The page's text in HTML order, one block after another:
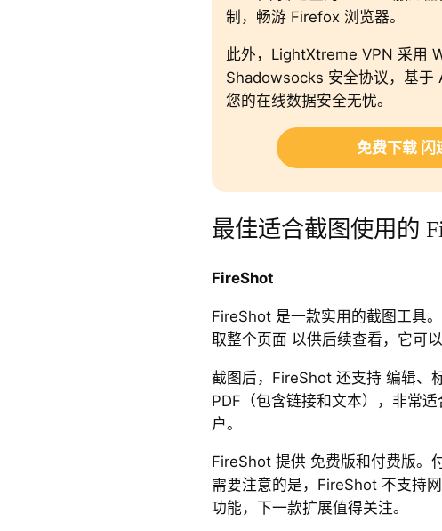
制，畅游 Firefox 浏览器。
此外，LightXtreme VPN 采用
Shadowsocks 安全协议，基于
您的在线数据安全无忧。
免费下载 闪
最佳适合截图使用的
FireShot
FireShot 是一款实用的截图工具
取整个页面 以供后续查看，它可以
截图后，FireShot 还支持 编辑、
PDF（包含链接和文本），非常
户。
FireShot 提供 免费版和付费版。
需要注意的是，FireShot 不支持
功能，下一款扩展值得关注。